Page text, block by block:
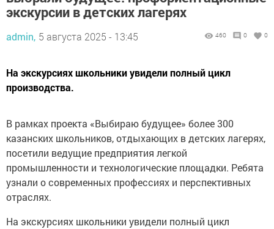
экскурсии в детских лагерях
admin, 5 августа 2025 - 13:45 460 0 0
На экскурсиях школьники увидели полный цикл
производства.
В рамках проекта «Выбираю будущее» более 300
казанских школьников, отдыхающих в детских лагерях,
посетили ведущие предприятия легкой
промышленности и технологические площадки. Ребята
узнали о современных профессиях и перспективных
отраслях.
На экскурсиях школьники увидели полный цикл